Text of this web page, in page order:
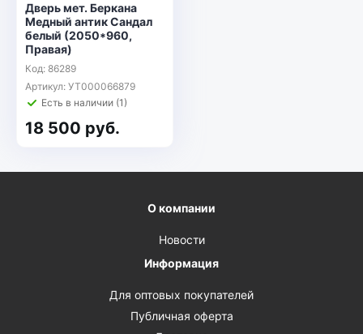
Дверь мет. Беркана
Медный антик Сандал
белый (2050*960,
Правая)
Код: 86289
Артикул: УТ000066879
Есть в наличии (1)
18 500 руб.
О компании
Новости
Информация
Для оптовых покупателей
Публичная оферта